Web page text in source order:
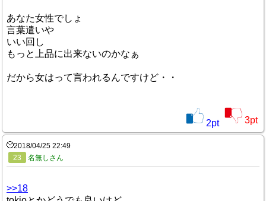
あなた女性でしょ
言葉遣いや
いい回し
もっと上品に出来ないのかなぁ
だから女はって言われるんですけど・・
2pt 3pt
2018/04/25 22:49
23
名無しさん
>>18